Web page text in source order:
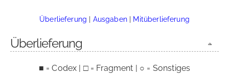
Überlieferung | Ausgaben| Mitüberlieferung
Überlieferung
■ = Codex | □ = Fragment | ○ = Sonstiges